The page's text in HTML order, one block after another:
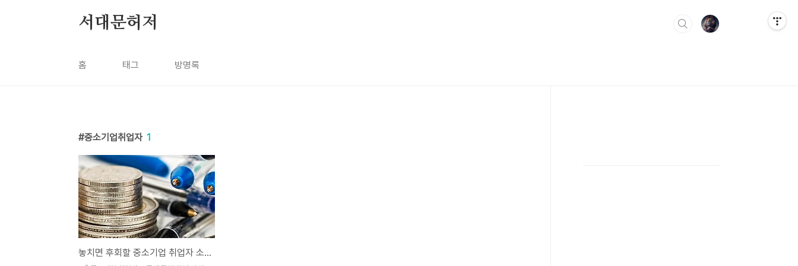
서대문허저
홈 태그 방명록
중소기업취업자 1
놓치면 후회할 중소기업 취업자 소득세 90% 감면 비밀 공개